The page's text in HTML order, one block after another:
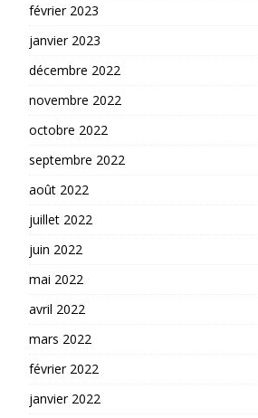
février 2023
janvier 2023
décembre 2022
novembre 2022
octobre 2022
septembre 2022
août 2022
juillet 2022
juin 2022
mai 2022
avril 2022
mars 2022
février 2022
janvier 2022